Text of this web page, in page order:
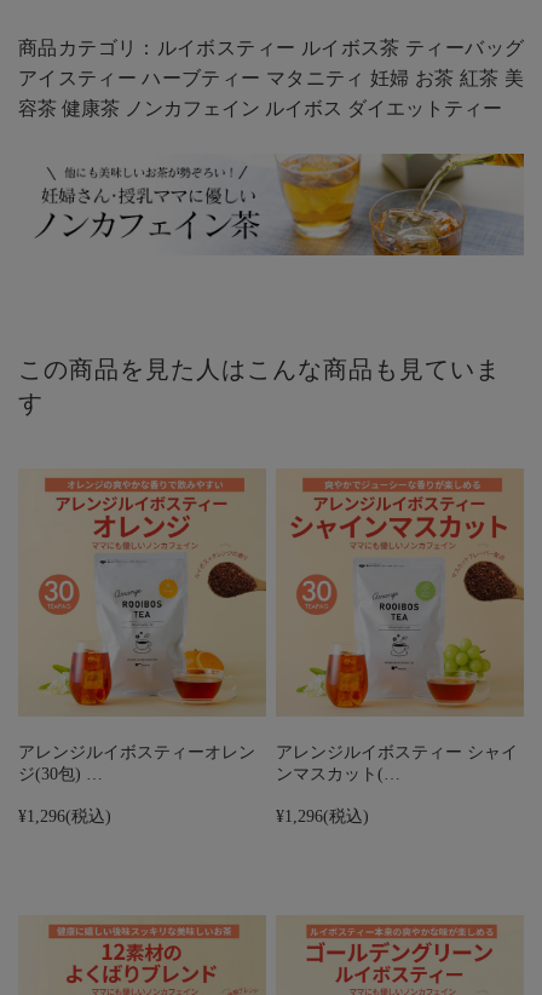
商品カテゴリ：ルイボスティー ルイボス茶 ティーバッグ
アイスティー ハーブティー マタニティ 妊婦 お茶 紅茶 美
容茶 健康茶 ノンカフェイン ルイボス ダイエットティー
この商品を見た人はこんな商品も見ていま
す
アレンジルイボスティーオレン
ジ(30包) …
¥1,296(税込)
アレンジルイボスティー シャイ
ンマスカット(…
¥1,296(税込)